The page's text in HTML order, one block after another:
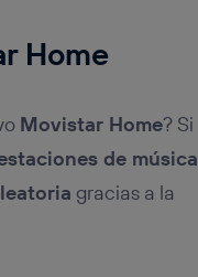
Home
Movistar Home? Si
de música
gracias a la